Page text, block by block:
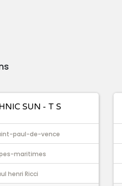
SUN - T S
paul-de-vence
maritimes
henri Ricci